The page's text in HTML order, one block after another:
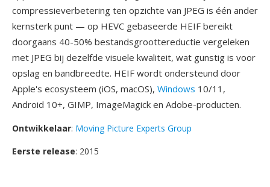
compressieverbetering ten opzichte van JPEG is één ander
kernsterk punt — op HEVC gebaseerde HEIF bereikt
doorgaans 40-50% bestandsgroottereductie vergeleken
met JPEG bij dezelfde visuele kwaliteit, wat gunstig is voor
opslag en bandbreedte. HEIF wordt ondersteund door
Apple's ecosysteem (iOS, macOS), Windows 10/11,
Android 10+, GIMP, ImageMagick en Adobe-producten.
Ontwikkelaar: Moving Picture Experts Group
Eerste release: 2015